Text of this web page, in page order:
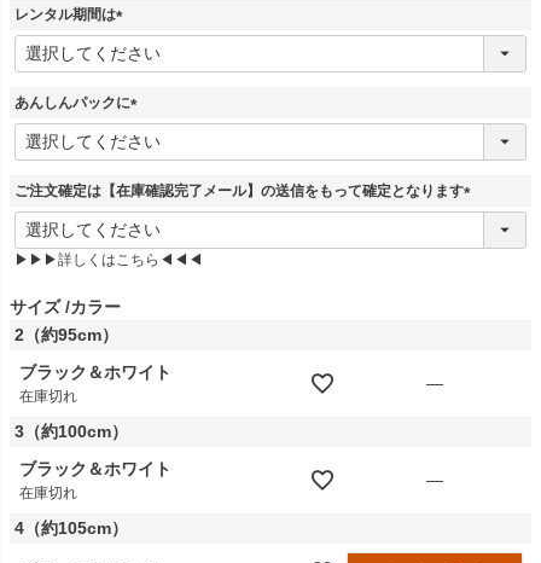
)
レンタル期間は
(
必
)
あんしんパックに
(
必
)
ご注文確定は【在庫確認完了メール】の送信をもって確定となります
(
▶▶▶詳しくはこちら◀◀◀
サイズ カラー
2（約95cm）
ブラック＆ホワイト
在庫切れ
—
3（約100cm）
ブラック＆ホワイト
在庫切れ
—
4（約105cm）